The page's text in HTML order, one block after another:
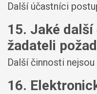
Další účastníci
15. Jaké
žadateli
Další činnosti nejsou
16.